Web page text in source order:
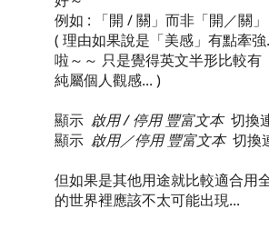
例如 : 「開 / 關」而非「開／關」
( 理由如果說是「美感」有點牽
啦～～ 只是覺得英文半形比較有
純屬個人觀感... )
顯示 啟用 / 停用 豐富文本切換
顯示 啟用／停用 豐富文本切換
但如果是其他用途就比較適合用
的世界裡應該不太可能出現...